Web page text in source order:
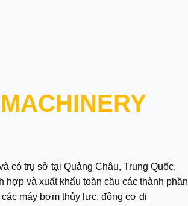
có trụ sở tại Quảng Châu, Trung Quốc,
hợp và xuất khẩu toàn cầu các thành phần
máy bơm thủy lực, động cơ di